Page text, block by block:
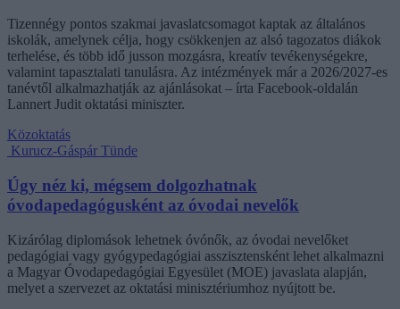
Tizennégy pontos szakmai javaslatcsomagot kaptak az általános
iskolák, amelynek célja, hogy csökkenjen az alsó tagozatos diákok
terhelése, és több idő jusson mozgásra, kreatív tevékenységekre,
valamint tapasztalati tanulásra. Az intézmények már a 2026/2027-es
tanévtől alkalmazhatják az ajánlásokat – írta Facebook-oldalán
Lannert Judit oktatási miniszter.
Közoktatás
Kurucz-Gáspár Tünde
Úgy néz ki, mégsem dolgozhatnak
óvodapedagógusként az óvodai nevelők
Kizárólag diplomások lehetnek óvónők, az óvodai nevelőket
pedagógiai vagy gyógypedagógiai asszisztensként lehet alkalmazni
a Magyar Óvodapedagógiai Egyesület (MOE) javaslata alapján,
melyet a szervezet az oktatási minisztériumhoz nyújtott be.